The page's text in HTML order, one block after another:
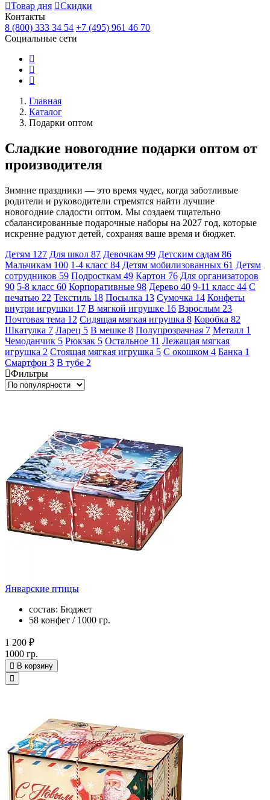
Товар дня
Скидки
Контакты
8 (800) 333 34 54 +7 (495) 961 46 70
Социальные сети
Главная
Каталог
Подарки оптом
Сладкие новогодние подарки оптом от
производителя
Зимние праздники — это время чудес, когда заботливые
родители и руководители стремятся найти лучшие
новогодние сладости оптом. Мы создаем тщательно
сбалансированные подарочные наборы на 2027 год, которые
искренне радуют детей, сохраняя ваше время и бюджет.
Детям 127 Для школ 87 Девочкам 99 Детским садам 86
Мальчикам 100 1-4 класс 84 Детям мобилизованных 61 Детям
сотрудников 59 Подросткам 49 Картон 76 Для организаторов
90 5-8 класс 60 Корпоративные 98 Дерево 40 9-11 класс 44 С
печатью 22 Текстиль 18 Посылка 13 Сумочка 14 Конфеты
внутри игрушки 17 В мягкой игрушке 16 Взрослым 23
Почтовая тема 12 Сидящая мягкая игрушка 8 Коробка 82
Шкатулка 7 Ларец 5 В мешке 8 Полупрозрачная 7 Металл 1
Чемоданчик 5 Рюкзак 5 Остальное 11 Лежащая мягкая
игрушка 2 Стоящая мягкая игрушка 5 С окошком 4 Банка 1
Смартфон 3 В тубе 2
Фильтры
Январские птицы
состав: Бюджет
58 конфет / 1000 гр.
1 200 ₽
1000 гр.
В корзину